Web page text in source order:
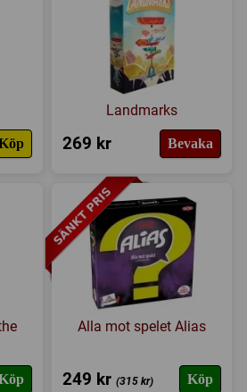
Landmarks
269 kr Bevaka
Alla mot spelet Alias
249 kr(315 kr) Köp